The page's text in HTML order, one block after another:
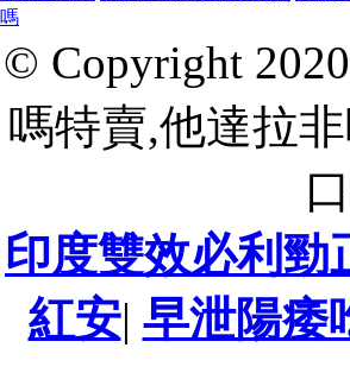
嗎
© Copyright
嗎特賣,他達拉
印度雙效必利勁
紅安| 早泄陽痿